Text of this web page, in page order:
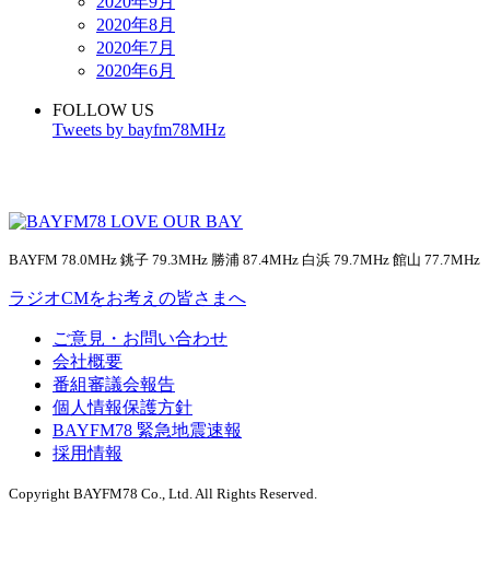
2020年8月
2020年7月
2020年6月
FOLLOW US
Tweets by bayfm78MHz
BAYFM 78.0MHz 銚子 79.3MHz 勝浦 87.4MHz 白浜 79.7MHz 館山 77.7MHz
ラジオCMをお考えの皆さまへ
ご意見・お問い合わせ
会社概要
番組審議会報告
個人情報保護方針
BAYFM78 緊急地震速報
採用情報
Copyright BAYFM78 Co., Ltd. All Rights Reserved.